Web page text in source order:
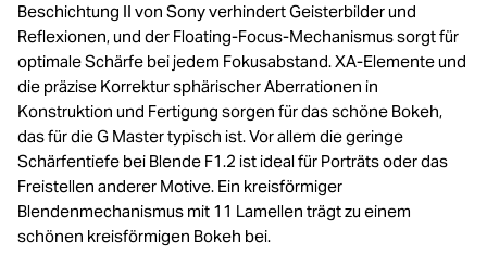
Beschichtung II von Sony verhindert Geisterbilder und
Reflexionen, und der Floating-Focus-Mechanismus sorgt für
optimale Schärfe bei jedem Fokusabstand. XA-Elemente und
die präzise Korrektur sphärischer Aberrationen in
Konstruktion und Fertigung sorgen für das schöne Bokeh,
das für die G Master typisch ist. Vor allem die geringe
Schärfentiefe bei Blende F1.2 ist ideal für Porträts oder das
Freistellen anderer Motive. Ein kreisförmiger
Blendenmechanismus mit 11 Lamellen trägt zu einem
schönen kreisförmigen Bokeh bei.